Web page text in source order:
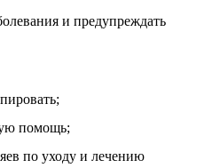
и предупреждать
помощь;
по уходу и лечению